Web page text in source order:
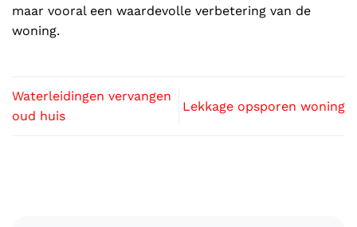
maar vooral een waardevolle verbetering van de
woning.
Waterleidingen vervangen
oud huis
Lekkage opsporen woning